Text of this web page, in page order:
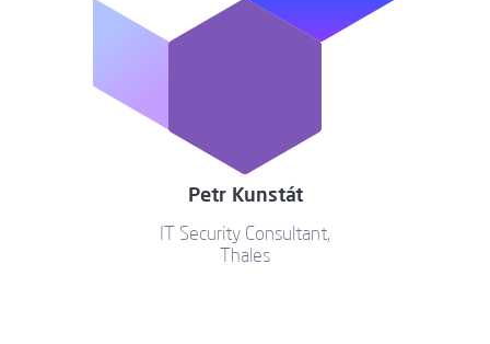
Petr Kunstát
IT Security Consultant,
Thales